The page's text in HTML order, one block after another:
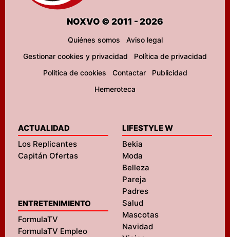
NOXVO © 2011 - 2026
Quiénes somos
Aviso legal
Gestionar cookies y privacidad
Política de privacidad
Política de cookies
Contactar
Publicidad
Hemeroteca
ACTUALIDAD
Los Replicantes
Capitán Ofertas
ENTRETENIMIENTO
FormulaTV
FormulaTV Empleo
LIFESTYLE W
Bekia
Moda
Belleza
Pareja
Padres
Salud
Mascotas
Navidad